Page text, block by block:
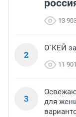
13
2
О`КЕЙ
11 901
3
для